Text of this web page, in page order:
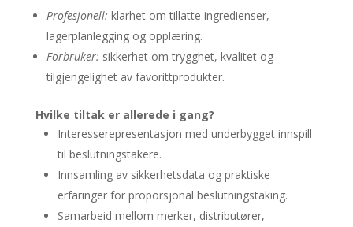
Profesjonell: klarhet om tillatte ingredienser,
lagerplanlegging og opplæring.
Forbruker: sikkerhet om trygghet, kvalitet og
tilgjengelighet av favorittprodukter.
Hvilke tiltak er allerede i gang?
Interesserepresentasjon med underbygget innspill
til beslutningstakere.
Innsamling av sikkerhetsdata og praktiske
erfaringer for proporsjonal beslutningstaking.
Samarbeid mellom merker, distributører,